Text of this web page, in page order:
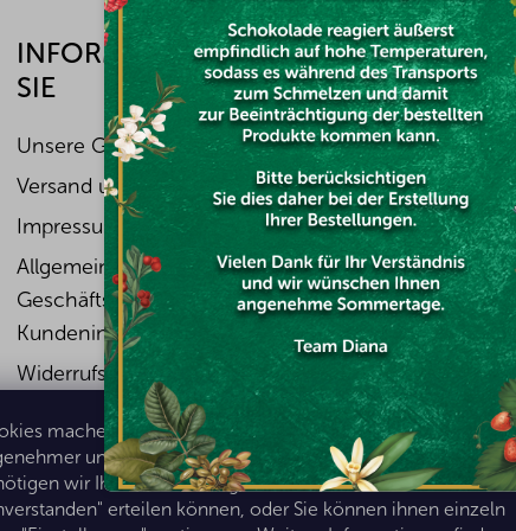
machen das Surfen auf unserer Webseite für Sie
und einfacher. Um einige von ihnen zu verarbeiten,
wir Ihre Zustimmung, die Sie durch Klicken auf
erteilen können, oder Sie können ihnen einzeln
INFORMATIONEN FÜR
SIE
Unsere Geschichte
Versand und Bezahlung
Impressum
Allgemeine
Geschäftsbedingungen mit
Kundeninformationen
Widerrufsbelehrung &
Widerrufsformular
Datenschutzerklärung
FACEBOOK